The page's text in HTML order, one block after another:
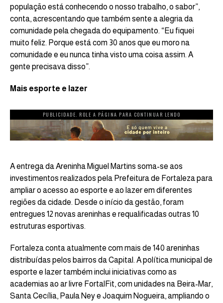
população está conhecendo o nosso trabalho, o sabor”,
conta, acrescentando que também sente a alegria da
comunidade pela chegada do equipamento. “Eu fiquei
muito feliz. Porque está com 30 anos que eu moro na
comunidade e eu nunca tinha visto uma coisa assim. A
gente precisava disso”.
Mais esporte e lazer
PUBLICIDADE. ROLE A PÁGINA PARA CONTINUAR LENDO
A entrega da Areninha Miguel Martins soma-se aos
investimentos realizados pela Prefeitura de Fortaleza para
ampliar o acesso ao esporte e ao lazer em diferentes
regiões da cidade. Desde o início da gestão, foram
entregues 12 novas areninhas e requalificadas outras 10
estruturas esportivas.
Fortaleza conta atualmente com mais de 140 areninhas
distribuídas pelos bairros da Capital. A política municipal de
esporte e lazer também inclui iniciativas como as
academias ao ar livre FortalFit, com unidades na Beira-Mar,
Santa Cecília, Paula Ney e Joaquim Nogueira, ampliando o